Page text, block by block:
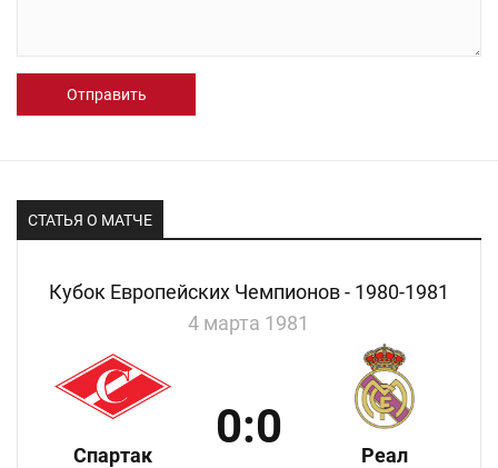
Отправить
СТАТЬЯ О МАТЧЕ
Кубок Европейских Чемпионов - 1980-1981
4 марта 1981
Спартак
0:0
Реал